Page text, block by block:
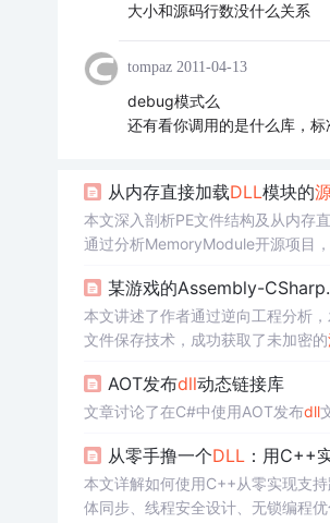
大小和源码行数没什么关系
tompaz 2011-04-13
debug模式么
还有看你调用的是什么库，
从内存直接加载DLL模块的
本文深入剖析PE文件结构及从内存
通过分析MemoryModule开源项目
某游戏的Assembly-CSharp.
本文讲述了作者通过逆向工程分析
文件保存技术，成功获取了未加密的
AOT发布dll动态链接库
文章讨论了在C#中使用AOT发布dll
从零手撸一个DLL：用C++
本文详解如何使用C++从零实现支
体同步、线程安全设计、无锁编程